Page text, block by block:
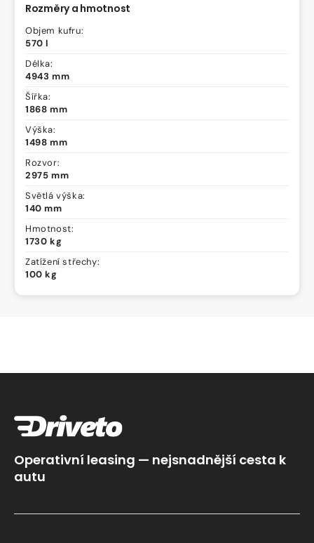
Rozměry a hmotnost
Objem kufru:
570 l
Délka:
4943 mm
Šířka:
1868 mm
Výška:
1498 mm
Rozvor:
2975 mm
Světlá výška:
140 mm
Hmotnost:
1730 kg
Zatížení střechy:
100 kg
Operativní leasing — nejsnadnější cesta k
autu